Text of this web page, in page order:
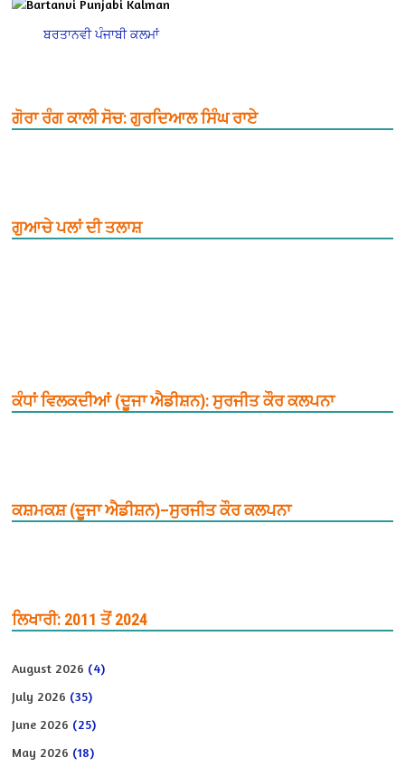
ਬਰਤਾਨਵੀ ਪੰਜਾਬੀ ਕਲਮਾਂ
ਗੋਰਾ ਰੰਗ ਕਾਲੀ ਸੋਚ: ਗੁਰਦਿਆਲ ਸਿੰਘ ਰਾਏ
ਗੁਆਚੇ ਪਲਾਂ ਦੀ ਤਲਾਸ਼
ਕੰਧਾਂ ਵਿਲਕਦੀਆਂ (ਦੂਜਾ ਐਡੀਸ਼ਨ): ਸੁਰਜੀਤ ਕੌਰ ਕਲਪਨਾ
ਕਸ਼ਮਕਸ਼ (ਦੂਜਾ ਐਡੀਸ਼ਨ)–ਸੁਰਜੀਤ ਕੌਰ ਕਲਪਨਾ
ਲਿਖਾਰੀ: 2011 ਤੋਂ 2024
August 2026 (4)
July 2026 (35)
June 2026 (25)
May 2026 (18)